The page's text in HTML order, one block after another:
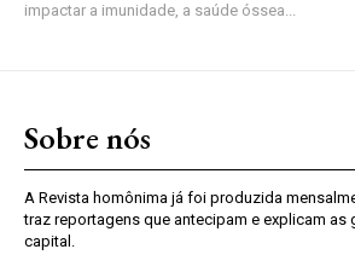
impactar a imunidade, a saúde óssea...
Sobre nós
A Revista homônima já foi produzida
traz reportagens que antecipam e explicam as
capital.